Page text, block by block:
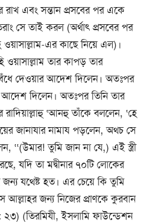
রাখ এবং সন্তান প্রসবের পর একে
সে তাই করল (অর্থাৎ প্রসবের পর
ওয়াসাল্লাম-এর কাছে নিয়ে এল)।
ওয়াসাল্লাম তার কাপড় তার
দেওয়ার আদেশ দিলেন। অতঃপর
দিলেন। অতঃপর তিনি তার
‘আনহু তাঁকে বললেন, ‘হে
জানাযার নামায পড়লেন, অথচ সে
‘‘(উমার! তুমি জান না যে,) এই স্ত্রী
যদি তা মদ্বীনার ৭০টি লোকের
যথেষ্ট হত। এর চেয়ে কি তুমি
জন্য নিজের প্রাণকে কুরবান
২৩) (তিরমিযী, ইসলামি ফাউন্ডেশন